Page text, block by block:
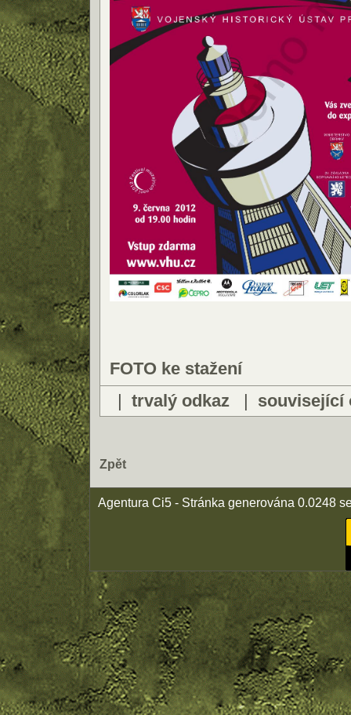
FOTO ke stažení
| trvalý odkaz | související
Zpět
Agentura Ci5 - Stránka generována 0.0248